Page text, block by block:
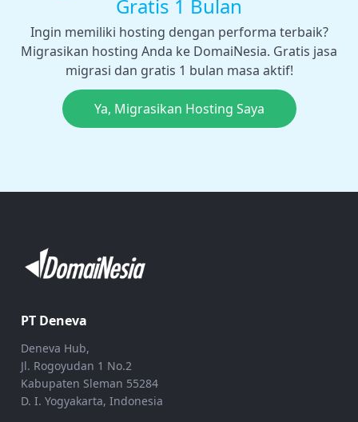
Gratis 1 Bulan
Ingin memiliki hosting dengan performa terbaik?
Migrasikan hosting Anda ke DomaiNesia. Gratis jasa
migrasi dan gratis 1 bulan masa aktif!
Ya, Migrasikan Hosting Saya
PT Deneva
Deneva Hub,
Jl. Rogoyudan 1 No.2
Kabupaten Sleman 55284
D. I. Yogyakarta, Indonesia